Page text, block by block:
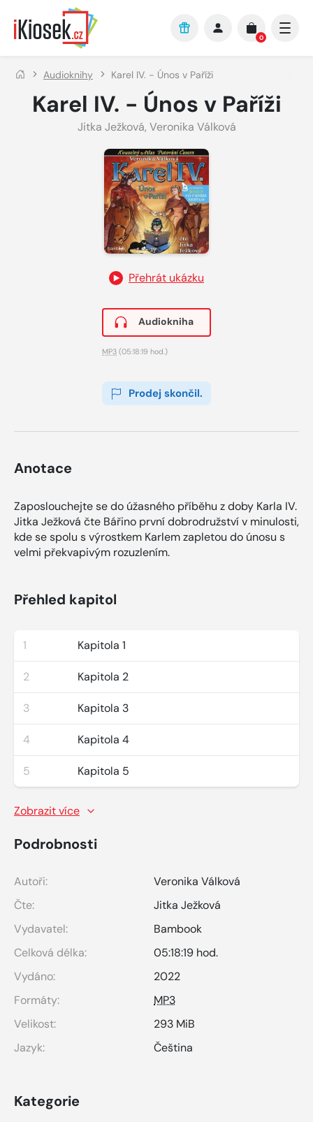
Přejít na hlavní obsah
0
Audioknihy Karel IV. - Únos v Paříži
Karel IV. - Únos v Paříži
Jitka Ježková, Veronika Válková
Přehrát ukázku
Audiokniha
MP3 (05:18:19 hod.)
Prodej skončil.
Anotace
Zaposlouchejte se do úžasného příběhu z doby Karla IV.
Jitka Ježková čte Bářino první dobrodružství v minulosti,
kde se spolu s výrostkem Karlem zapletou do únosu s
velmi překvapivým rozuzlením.
Přehled kapitol
1 Kapitola 1
2 Kapitola 2
3 Kapitola 3
4 Kapitola 4
5 Kapitola 5
Zobrazit více
Podrobnosti
Autoři:
Veronika Válková
Čte:
Jitka Ježková
Vydavatel:
Bambook
Celková délka:
05:18:19 hod.
Vydáno:
2022
Formáty:
MP3
Velikost:
293 MiB
Jazyk:
Čeština
Kategorie